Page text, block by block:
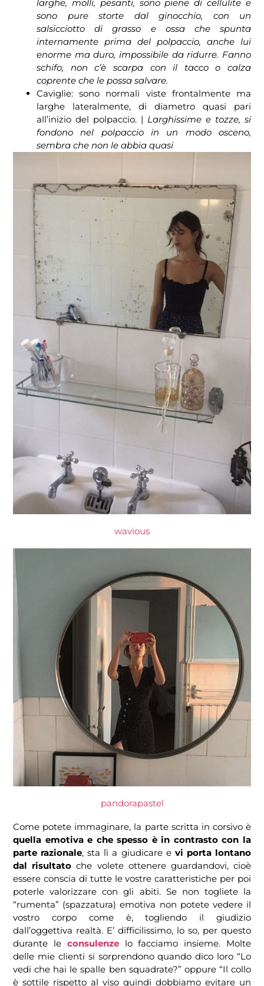
larghe, molli, pesanti, sono piene di cellulite e
sono pure storte dal ginocchio, con un
salsicciotto di grasso e ossa che spunta
internamente prima del polpaccio, anche lui
enorme ma duro, impossibile da ridurre. Fanno
schifo, non c’è scarpa con il tacco o calza
coprente che le possa salvare.
Caviglie: sono normali viste frontalmente ma
larghe lateralmente, di diametro quasi pari
all’inizio del polpaccio. | Larghissime e tozze, si
fondono nel polpaccio in un modo osceno,
sembra che non le abbia quasi
wavious
pandorapastel
Come potete immaginare, la parte scritta in corsivo è
quella emotiva e che spesso è in contrasto con la
parte razionale, sta lì a giudicare e vi porta lontano
dal risultato che volete ottenere guardandovi, cioè
essere conscia di tutte le vostre caratteristiche per poi
poterle valorizzare con gli abiti. Se non togliete la
“rumenta” (spazzatura) emotiva non potete vedere il
vostro corpo come è, togliendo il giudizio
dall’oggettiva realtà. E’ difficilissimo, lo so, per questo
durante le consulenzelo facciamo insieme. Molte
delle mie clienti si sorprendono quando dico loro “Lo
vedi che hai le spalle ben squadrate?” oppure “Il collo
è sottile rispetto al viso quindi dobbiamo evitare un